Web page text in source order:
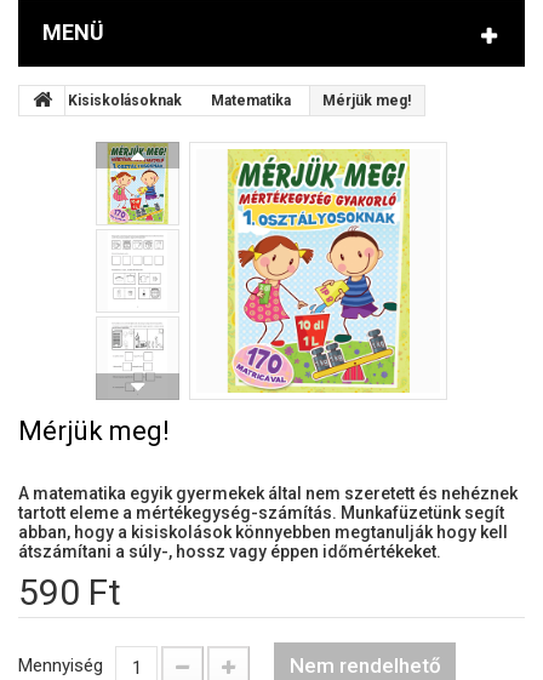
MENÜ
Kisiskolásoknak Matematika Mérjük meg!
Mérjük meg!
A matematika egyik gyermekek által nem szeretett és nehéznek
tartott eleme a mértékegység-számítás. Munkafüzetünk segít
abban, hogy a kisiskolások könnyebben megtanulják hogy kell
átszámítani a súly-, hossz vagy éppen időmértékeket.
590 Ft
Mennyiség Nem rendelhető